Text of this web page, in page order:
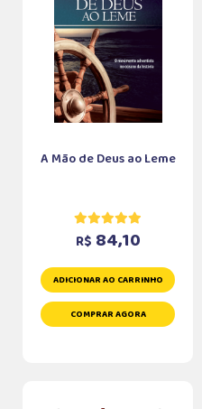
A Mão de Deus ao Leme
R$ 84,10
ADICIONAR AO CARRINHO
COMPRAR AGORA